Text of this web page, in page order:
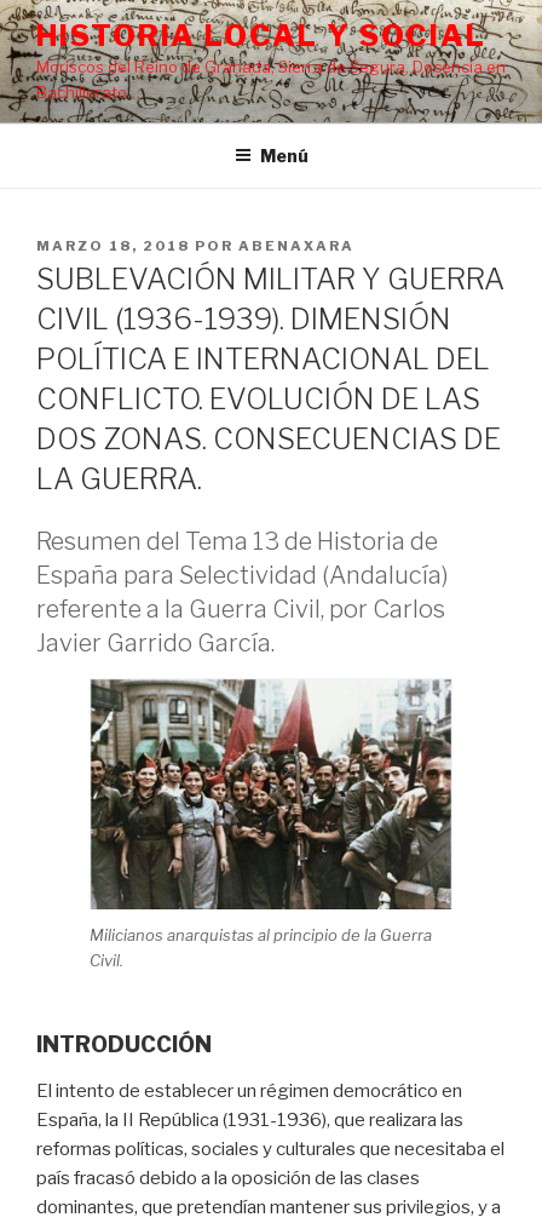
Saltar
al
contenido
HISTORIA LOCAL Y SOCIAL
Moriscos del Reino de Granada, Sierra de Segura, Docencia en
Bachillerato…
Menú
PUBLICADO
EL
MARZO 18, 2018 POR ABENAXARA
SUBLEVACIÓN MILITAR Y GUERRA
CIVIL (1936-1939). DIMENSIÓN
POLÍTICA E INTERNACIONAL DEL
CONFLICTO. EVOLUCIÓN DE LAS
DOS ZONAS. CONSECUENCIAS DE
LA GUERRA.
Resumen del Tema 13 de Historia de
España para Selectividad (Andalucía)
referente a la Guerra Civil, por Carlos
Javier Garrido García.
Milicianos anarquistas al principio de la Guerra
Civil.
INTRODUCCIÓN
El intento de establecer un régimen democrático en
España, la II República (1931-1936), que realizara las
reformas políticas, sociales y culturales que necesitaba el
país fracasó debido a la oposición de las clases
dominantes, que pretendían mantener sus privilegios, y a